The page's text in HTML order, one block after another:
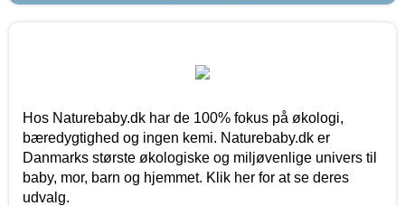
Hos Naturebaby.dk har de 100% fokus på økologi,
bæredygtighed og ingen kemi. Naturebaby.dk er
Danmarks største økologiske og miljøvenlige univers til
baby, mor, barn og hjemmet. Klik her for at se deres
udvalg.